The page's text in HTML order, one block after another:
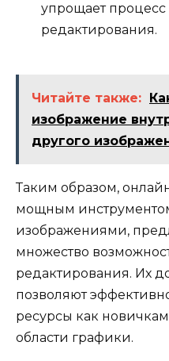
упрощает
редактирования.
Читайте также:
изображение
другого
Таким образом,
мощным
изображениями,
множество
редактирования. Их
позволяют
ресурсы как
области графики.